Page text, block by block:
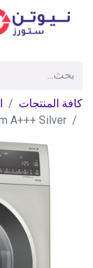
كافة المنتجات
A+++ Silver